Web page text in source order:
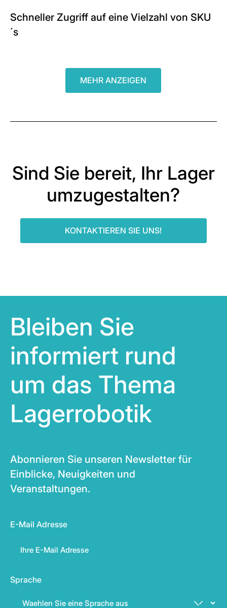
Schneller Zugriff auf eine Vielzahl von SKU
´s
MEHR ANZEIGEN
Sind Sie bereit, Ihr Lager
umzugestalten?
KONTAKTIEREN SIE UNS!
Bleiben Sie
informiert rund
um das Thema
Lagerrobotik
Abonnieren Sie unseren Newsletter für
Einblicke, Neuigkeiten und
Veranstaltungen.
E-Mail Adresse
Sprache